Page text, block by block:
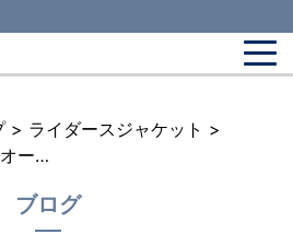
> ライダースジャケット >
ライダースジャケットオーダー
ブログ